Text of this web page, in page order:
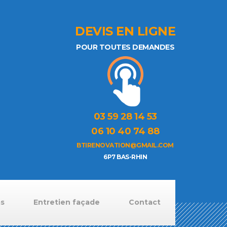
DEVIS EN LIGNE
POUR TOUTES DEMANDES
03 59 28 14 53
06 10 40 74 88
BTIRENOVATION@GMAIL.COM
6P7 BAS-RHIN
Entretien façade Contact